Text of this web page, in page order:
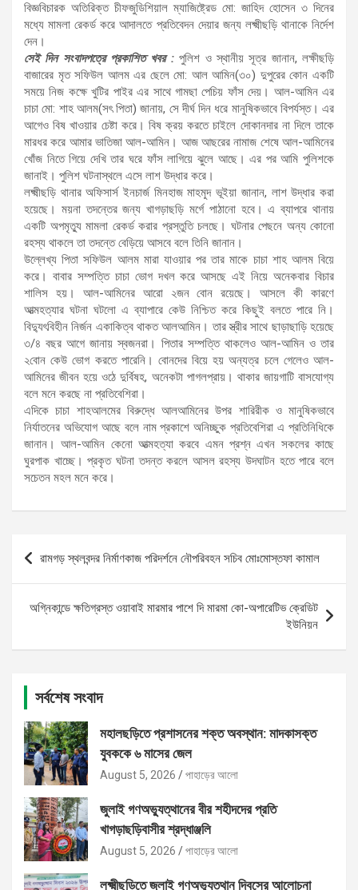
বিজ্ঞবিচারক অতিরিক্ত চীফজুডিশিয়াল ম্যাজিষ্ট্রেড মো: জাহিদ হোসেন ৩ দিনের
মধ্যে মামলা রেকর্ড করে আদালতে প্রতিবেদন দেয়ার জন্য লক্ষ্মীছড়ি থানাকে নির্দেশ
দেন।
সেই দিন সংবাদপত্রে প্রকাশিত খবর : পুলিশ ও স্থানীয় সূত্র জানান, লক্ষীছড়ি
বাজারের মৃত সফিউল আলম এর ছেলে মো: আল আমিন(৩০) দুপুরের কোন একটি
সময়ে নিজ কক্ষে খুটির পাইর এর সাথে গামছা পেচিয় ফাঁস দেয়। আল-আমিন এর
চাচা মো: শাহ আলম(সৎ পিতা) জানায়, সে দীর্ঘ দিন ধরে মানুষিকভাবে বিপর্যস্ত। এর
আগেও বিষ খাওয়ার চেষ্টা করে। বিষ ক্রয় করতে চাইলে দোকানদার না দিলে তাকে
মারধর করে আমার ভাতিজা আল-আমিন। আজ আছরের নামাজ শেষে আল-আমিনের
খোঁজ নিতে গিয়ে দেখি তার ঘরে ফাঁস লাগিয়ে ঝুলে আছে। এর পর আমি পুলিশকে
জানাই। পুলিশ ঘটনাস্থলে এসে লাশ উদ্ধার করে।
লক্ষ্মীছড়ি থানার অফিসার্স ইনচার্জ মিনহাজ মাহমুদ ভূইয়া জানান, লাশ উদ্ধার করা
হয়েছে। ময়না তদন্তের জন্য খাগড়াছড়ি মর্গে পাঠানো হবে। এ ব্যাপরে থানায়
একটি অপমৃত্যু মামলা রেকর্ড করার প্রস্তুতি চলছে। ঘটনার পেছনে অন্য কোনো
রহস্য থাকলে তা তদন্তে বেড়িয়ে আসবে বলে তিনি জানান।
উল্লেখ্য পিতা সফিউল আলম মারা যাওয়ার পর তার মাকে চাচা শাহ আলম বিয়ে
করে। বাবার সম্পত্তি চাচা ভোগ দখল করে আসছে এই নিয়ে অনেকবার বিচার
শালিস হয়। আল-আমিনের আরো ২জন বোন রয়েছে। আসলে কী কারণে
আত্মহত্যার ঘটনা ঘটলো এ ব্যাপারে কেউ নিশ্চিত করে কিছুই বলতে পারে নি।
বিদ্যুৎবিহীন নির্জন একাকিত্ব থাকত আলআমিন। তার স্ত্রীর সাথে ছাড়াছাড়ি হয়েছে
৩/৪ বছর আগে জানায় স্বজনরা। পিতার সম্পত্তি থাকলেও আল-আমিন ও তার
২বোন কেউ ভোগ করতে পারেনি। বোনদের বিয়ে হয় অন্যত্র চলে গেলেও আল-
আমিনের জীবন হয়ে ওঠে দুর্বিষহ, অনেকটা পাগলপ্রায়। থাকার জায়গাটি বাসযোগ্য
বলে মনে করছে না প্রতিবেশিরা।
এদিকে চাচা শাহআলমের বিরুদ্ধে আলআমিনের উপর শারিরীক ও মানুষিকভাবে
নির্যাতনের অভিযোগ আছে বলে নাম প্রকাশে অনিচ্ছুক প্রতিবেশিরা এ প্রতিনিধিকে
জানান। আল-আমিন কেনো আত্মহত্যা করবে এমন প্রশ্ন এখন সকলের কাছে
ঘুরপাক খাচ্ছে। প্রকৃত ঘটনা তদন্ত করলে আসল রহস্য উদঘাটন হতে পারে বলে
সচেতন মহল মনে করে।
Post
navigation
রামগড় স্থলবন্দর নির্মাণকাজ পরিদর্শনে নৌপরিবহন সচিব মোঃমোস্তফা কামাল
অগ্নিকান্ডে ক্ষতিগ্রস্ত ওয়াবাই মারমার পাশে দি মারমা কো-অপারেটিভ ক্রেডিট
ইউনিয়ন
সর্বশেষ সংবাদ
মহালছড়িতে প্রশাসনের শক্ত অবস্থান: মাদকাসক্ত
যুবককে ৬ মাসের জেল
August 5, 2026 পাহাড়ের আলো
জুলাই গণঅভ্যুত্থানের বীর শহীদদের প্রতি
খাগড়াছড়িবাসীর শ্রদ্ধাঞ্জলি
August 5, 2026 পাহাড়ের আলো
লক্ষ্মীছড়িতে জুলাই গণঅভ্যুত্থান দিবসের আলোচনা